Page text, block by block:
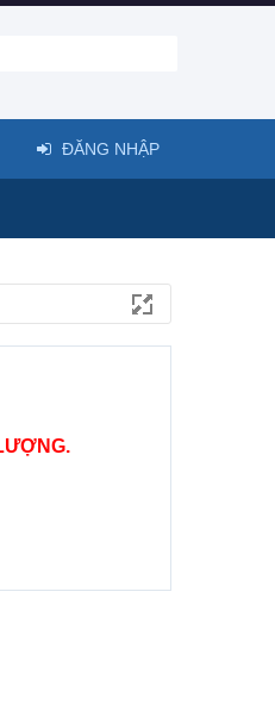
ĐĂNG NHẬP